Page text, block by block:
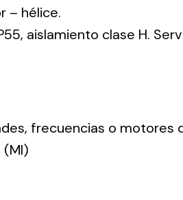
– hélice.
aislamiento clase H.
frecuencias o motores
(MI)